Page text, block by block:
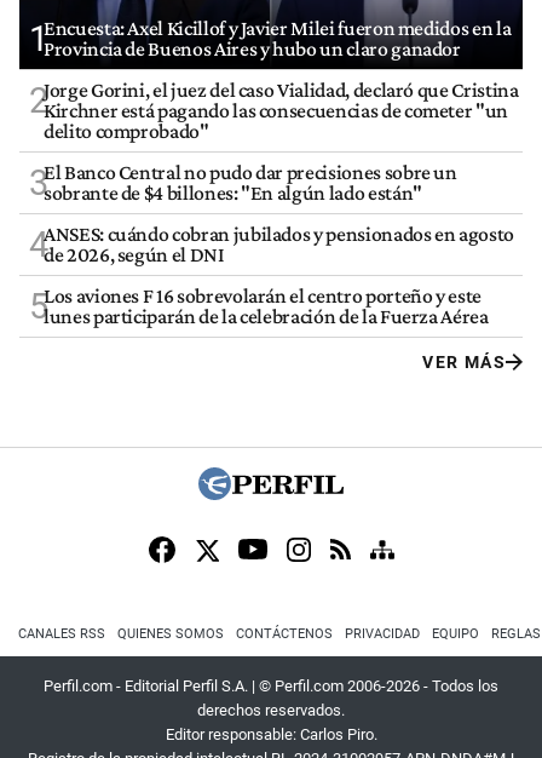
1Encuesta: Axel Kicillof y Javier Milei fueron medidos en la
Provincia de Buenos Aires y hubo un claro ganador
2Jorge Gorini, el juez del caso Vialidad, declaró que Cristina
Kirchner está pagando las consecuencias de cometer "un
delito comprobado"
3El Banco Central no pudo dar precisiones sobre un
sobrante de $4 billones: "En algún lado están"
4ANSES: cuándo cobran jubilados y pensionados en agosto
de 2026, según el DNI
5Los aviones F 16 sobrevolarán el centro porteño y este
lunes participarán de la celebración de la Fuerza Aérea
VER MÁS
CANALES RSS QUIENES SOMOS CONTÁCTENOS PRIVACIDAD EQUIPO
Perfil.com - Editorial Perfil S.A. | © Perfil.com 2006-2026 - Todos los
derechos reservados.
Editor responsable: Carlos Piro.